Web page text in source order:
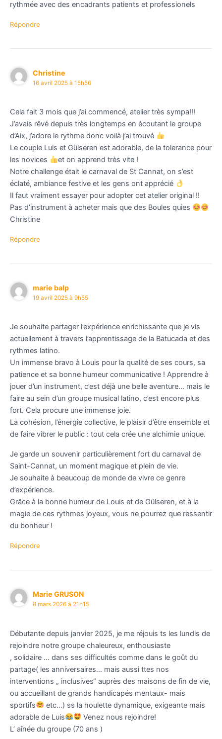
rythmée avec des encadrants patients et professionels
Répondre
Christine
16 avril 2025 à 15h56
Cela fait 3 mois que j’ai commencé, atelier très sympa!!!
J’avais rêvé depuis très longtemps en écoutant le groupe
d’Aix, j’adore le rythme donc voilà j’ai trouvé
Le couple Luis et Gülseren est adorable, de la tolerance pour
les novices
et on apprend très vite !
Notre challenge était le carnaval de St Cannat, on s’est
éclaté, ambiance festive et les gens ont apprécié
Il faut vraiment essayer pour adopter cet atelier original !!
Pas d’instrument à acheter mais que des Boules quies
Christine
Répondre
marie balp
19 avril 2025 à 9h55
Je souhaite partager l’expérience enrichissante que je vis
actuellement à travers l’apprentissage de la Batucada et des
rythmes latino.
Un immense bravo à Louis pour la qualité de ses cours, sa
patience et sa bonne humeur communicative ! Apprendre à
jouer d’un instrument, c’est déjà une belle aventure… mais le
faire au sein d’un groupe musical latino, c’est encore plus
fort. Cela procure une immense joie.
La cohésion, l’énergie collective, le plaisir d’être ensemble et
de faire vibrer le public : tout cela crée une alchimie unique.
Je garde un souvenir particulièrement fort du carnaval de
Saint-Cannat, un moment magique et plein de vie.
Je souhaite à beaucoup de monde de vivre ce genre
d’expérience.
Grâce à la bonne humeur de Louis et de Gülseren, et à la
magie de ces rythmes joyeux, vous ne pourrez que ressentir
du bonheur !
Répondre
Marie GRUSON
8 mars 2026 à 21h15
Débutante depuis janvier 2025, je me réjouis ts les lundis de
rejoindre notre groupe chaleureux, enthousiaste
, solidaire … dans ses difficultés comme dans le goût du
partage( les anniversaires… mais aussi ttes nos
interventions „ inclusives“ auprès des maisons de fin de vie,
ou accueillant de grands handicapés mentaux- mais
sportifs
etc…) ss la houlette dynamique, exigeante mais
adorable de Luis
Venez nous rejoindre!
L‘ aînée du groupe (70 ans )